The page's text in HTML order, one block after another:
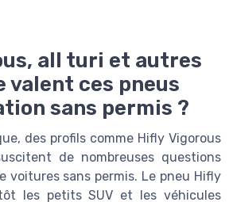
all turi et autres
valent ces pneus
sans permis ?
des profils comme Hifly Vigorous
de nombreuses questions
voitures sans permis. Le pneu Hifly
les petits SUV et les véhicules